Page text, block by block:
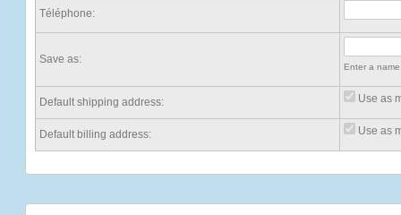
Téléphone:
Save as:
Enter a
Default shipping address: Use as
Default billing address: Use as